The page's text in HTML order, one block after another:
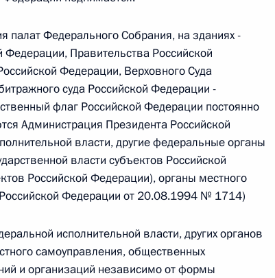
г. № 244-ФЗ
Российской Федерации и Кабинетом
статусе представительств компетентных органов
Российской Федерации и Киргизской Республике
г. № 252-ФЗ
водного транспорта Российской Федерации и статью 1
палат Федерального Собрания, на зданиях -
Правительства Российской
Федерации, Верховного Суда
суда Российской Федерации -
флаг Российской Федерации постоянно
Администрация Президента Российской
власти, другие федеральные органы
власти субъектов Российской
Российской Федерации), органы местного
Федерации от 20.08.1994 № 1714)
исполнительной власти, других органов
самоуправления, общественных
и организаций независимо от формы